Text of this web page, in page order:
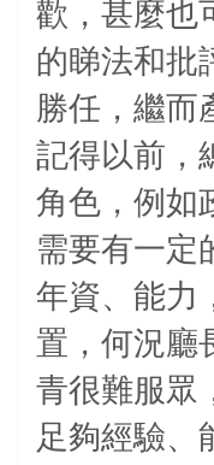
歡，甚麼也
的睇法和批
勝任，繼而
記得以前，
角色，例如
需要有一定
年資、能力
置，何況廳
青很難服眾
足夠經驗、